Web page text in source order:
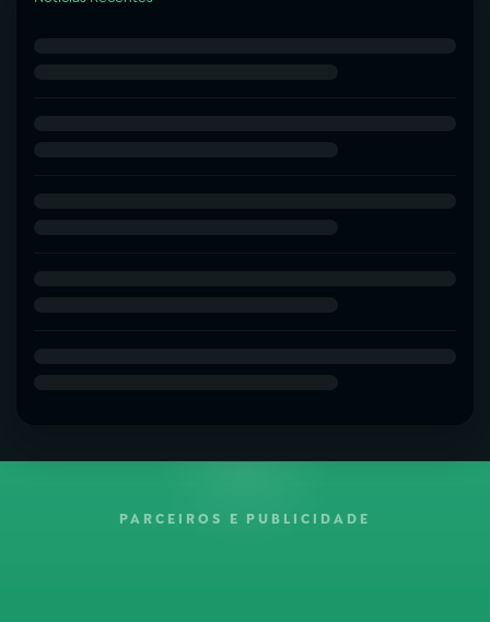
PARCEIROS E PUBLICIDADE